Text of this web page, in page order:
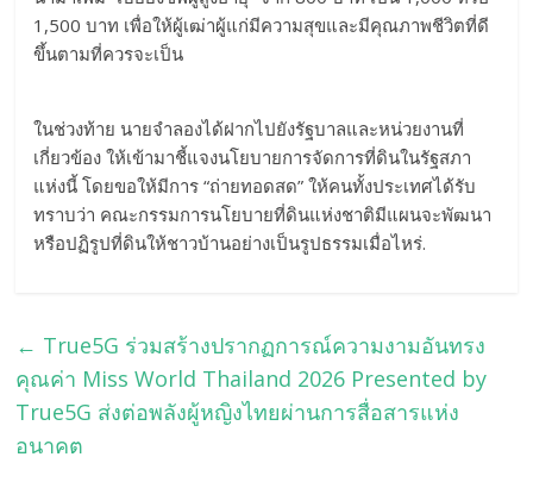
1,500 บาท เพื่อให้ผู้เฒ่าผู้แก่มีความสุขและมีคุณภาพชีวิตที่ดี
ขึ้นตามที่ควรจะเป็น
​ในช่วงท้าย นายจำลองได้ฝากไปยังรัฐบาลและหน่วยงานที่
เกี่ยวข้อง ให้เข้ามาชี้แจงนโยบายการจัดการที่ดินในรัฐสภา
แห่งนี้ โดยขอให้มีการ “ถ่ายทอดสด” ให้คนทั้งประเทศได้รับ
ทราบว่า คณะกรรมการนโยบายที่ดินแห่งชาติมีแผนจะพัฒนา
หรือปฏิรูปที่ดินให้ชาวบ้านอย่างเป็นรูปธรรมเมื่อไหร่.
← True5G ร่วมสร้างปรากฏการณ์ความงามอันทรง
คุณค่า Miss World Thailand 2026 Presented by
True5G ส่งต่อพลังผู้หญิงไทยผ่านการสื่อสารแห่ง
อนาคต